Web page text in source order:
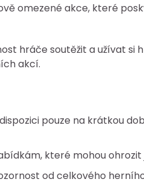
omezené akce, které
hráče soutěžit a užívat si
akcí.
pouze na krátkou
které mohou ohrozit
od celkového